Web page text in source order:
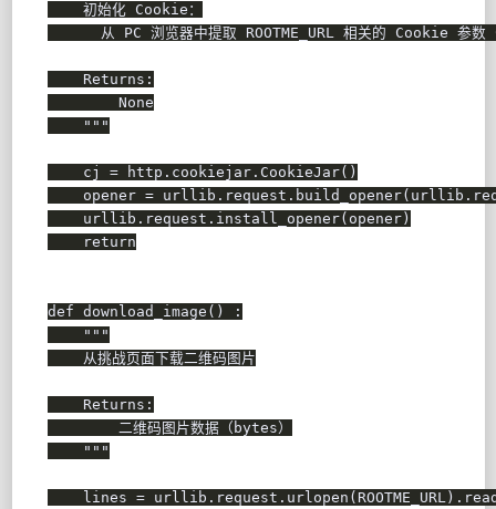
    初始化 Cookie：
从 PC 浏览器中提取 ROOTME_URL 相关的 Cookie 参数
    Returns:
        None
    """
    cj
= http . cookiejar. CookieJar( )
    opener
= urllib . request . build_opener( urllib .
    urllib
. request . install_opener( opener)
return
def download_image ( )
:
"""
    从挑战页面下载二维码图片
    Returns:
        二维码图片数据（bytes）
    """
    lines
= urllib . request . urlopen ( ROOTME_URL) .